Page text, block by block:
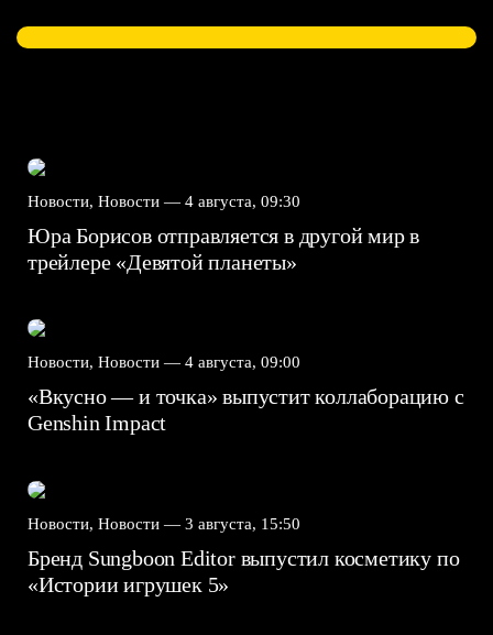
Новости, Новости — 4 августа, 09:30
Юра Борисов отправляется в другой мир в
трейлере «Девятой планеты»
Новости, Новости — 4 августа, 09:00
«Вкусно — и точка» выпустит коллаборацию с
Genshin Impact⁠⁠
Новости, Новости — 3 августа, 15:50
Бренд Sungboon Editor выпустил косметику по
«Истории игрушек 5»